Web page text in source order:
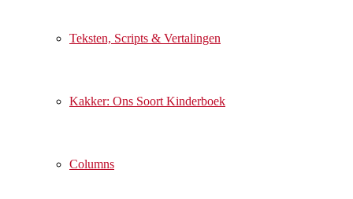
Teksten, Scripts & Vertalingen
Kakker: Ons Soort Kinderboek
Columns